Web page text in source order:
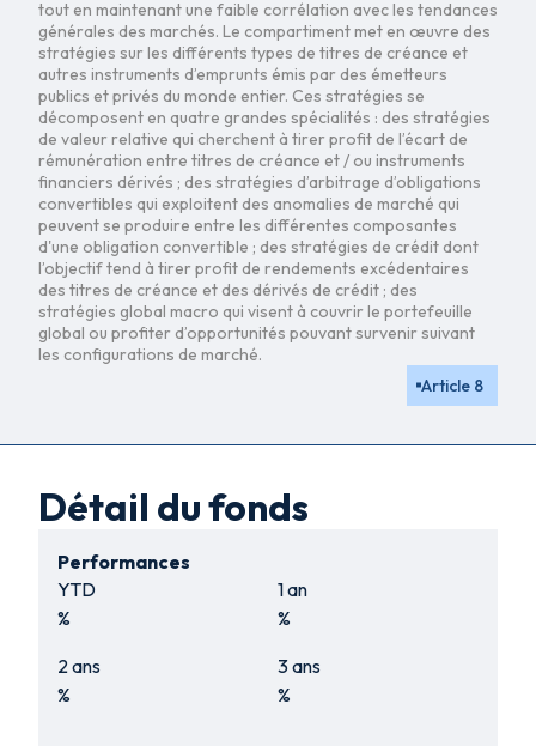
tout en maintenant une faible corrélation avec les tendances
générales des marchés. Le compartiment met en œuvre des
stratégies sur les différents types de titres de créance et
autres instruments d’emprunts émis par des émetteurs
publics et privés du monde entier. Ces stratégies se
décomposent en quatre grandes spécialités : des stratégies
de valeur relative qui cherchent à tirer profit de l’écart de
rémunération entre titres de créance et / ou instruments
financiers dérivés ; des stratégies d’arbitrage d’obligations
convertibles qui exploitent des anomalies de marché qui
peuvent se produire entre les différentes composantes
d'une obligation convertible ; des stratégies de crédit dont
l’objectif tend à tirer profit de rendements excédentaires
des titres de créance et des dérivés de crédit ; des
stratégies global macro qui visent à couvrir le portefeuille
global ou profiter d’opportunités pouvant survenir suivant
les configurations de marché.
Article 8
Détail du fonds
Performances
YTD
%
1 an
%
2 ans
%
3 ans
%